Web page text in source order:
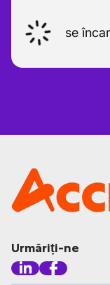
se
Urmăriți-ne